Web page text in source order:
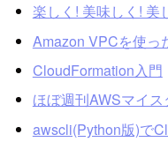
楽しく! 美味しく! 美
Amazon VPCを使っ
CloudFormation入門
ほぼ週刊AWSマイ
awscli(Python版)で